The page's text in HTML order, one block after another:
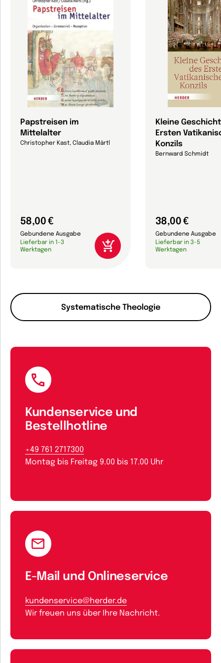
Systematische Theologie
Papstreisen im
Mittelalter
Christopher Kast, Claudia Märtl
58,00 €
Gebundene Ausgabe
Lieferbar in 1-3
Werktagen
Kleine
Ersten
Konzils
Bernward Schmidt
38,00 €
Gebundene Ausgabe
Lieferbar in 3-5
Werktagen
Kundenservice und
Bestellhotline
+49 761 2717300
Montag bis Freitag 9.00 bis 17.00 Uhr
E-Mail und Onlineservice
kundenservice@herder.de
Wir freuen uns über Ihre Nachricht.